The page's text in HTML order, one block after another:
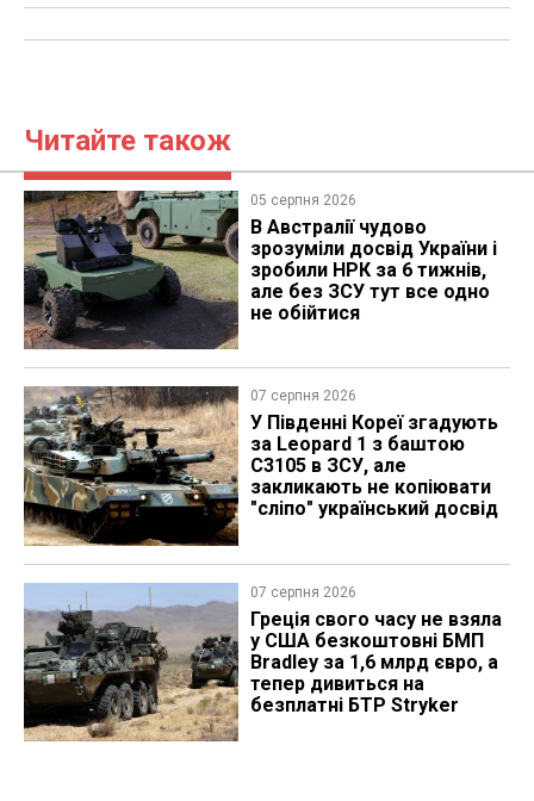
Читайте також
05 серпня 2026
В Австралії чудово
зрозуміли досвід України і
зробили НРК за 6 тижнів,
але без ЗСУ тут все одно
не обійтися
07 серпня 2026
У Південні Кореї згадують
за Leopard 1 з баштою
C3105 в ЗСУ, але
закликають не копіювати
"сліпо" український досвід
07 серпня 2026
Греція свого часу не взяла
у США безкоштовні БМП
Bradley за 1,6 млрд євро, а
тепер дивиться на
безплатні БТР Stryker